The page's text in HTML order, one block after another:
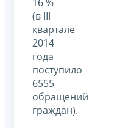
(в III
квартале
2014
года
поступило
6555
обращений
граждан).